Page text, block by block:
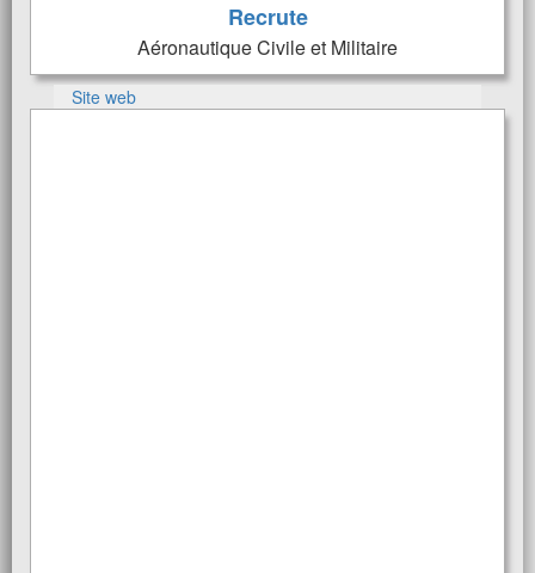
Recrute
Aéronautique Civile et Militaire
Site web